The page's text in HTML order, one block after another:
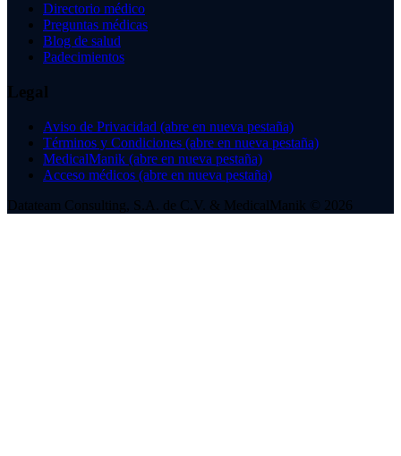
Directorio médico
Preguntas médicas
Blog de salud
Padecimientos
Legal
Aviso de Privacidad (abre en nueva pestaña)
Términos y Condiciones (abre en nueva pestaña)
MedicalManik (abre en nueva pestaña)
Acceso médicos (abre en nueva pestaña)
Datateam Consulting, S.A. de C.V. & MedicalManik © 2026